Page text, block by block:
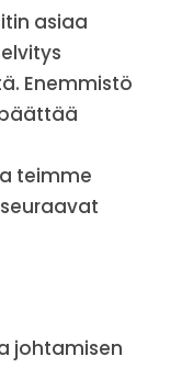
asiaa
Enemmistö
teimme
johtamisen